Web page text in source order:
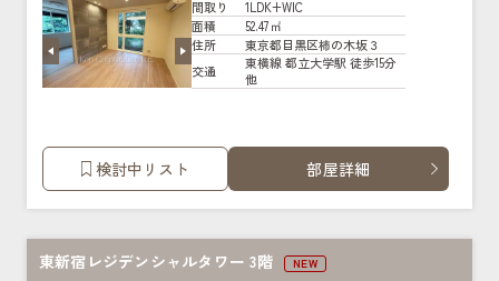
間取り
1LDK+WIC
面積
52.47㎡
住所
東京都目黒区柿の木坂３
交通
東横線 都立大学駅 徒歩15分
他
検討中リスト 部屋詳細
東新宿レジデンシャルタワー 3階 NEW